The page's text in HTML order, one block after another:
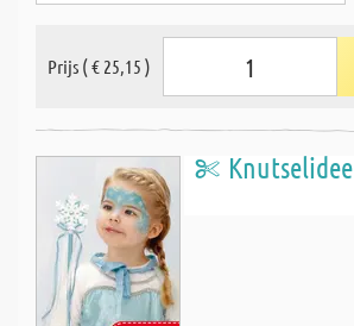
Prijs ( € 25,15 )
Knutselidee